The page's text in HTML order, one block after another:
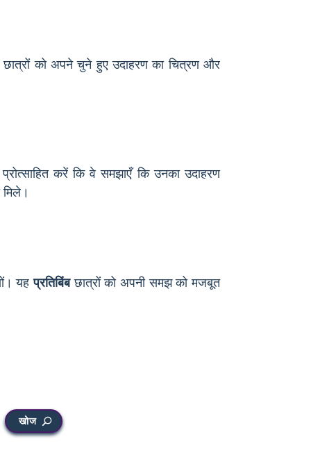
को अपने चुने हुए उदाहरण का चित्रण और
करें कि वे समझाएँ कि उनका उदाहरण
यहप्रतिबिंबछात्रों को अपनी समझ को मजबूत
खोज